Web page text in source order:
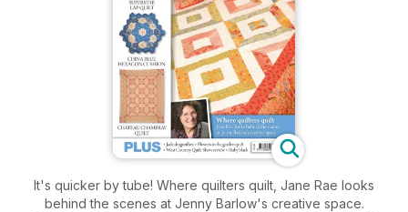
It's quicker by tube! Where quilters quilt, Jane Rae looks
behind the scenes at Jenny Barlow's creative space.